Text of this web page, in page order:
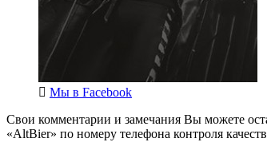
Мы в Facebook
Свои комментарии и замечания Вы можете
«AltBier» по номеру телефона контроля